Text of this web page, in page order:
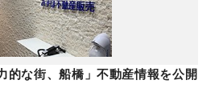
的な街、船橋」不動産情報を公開